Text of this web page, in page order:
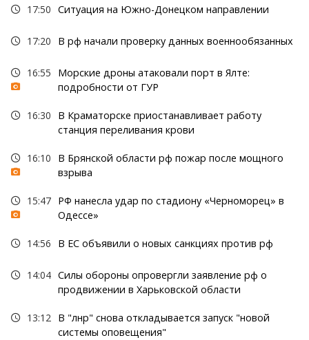
17:50 Ситуация на Южно-Донецком направлении
17:20 В рф начали проверку данных военнообязанных
16:55
Морские дроны атаковали порт в Ялте:
подробности от ГУР
16:30
В Краматорске приостанавливает работу
станция переливания крови
16:10
В Брянской области рф пожар после мощного
взрыва
15:47 РФ нанесла удар по стадиону «Черноморец» в
Одессе»
14:56 В ЕС объявили о новых санкциях против рф
14:04 Силы обороны опровергли заявление рф о
продвижении в Харьковской области
13:12 В "лнр" снова откладывается запуск "новой
системы оповещения"